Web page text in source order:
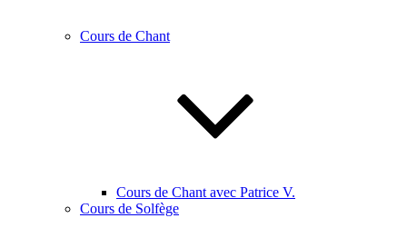
Cours de Chant
Cours de Chant avec Patrice V.
Cours de Solfège